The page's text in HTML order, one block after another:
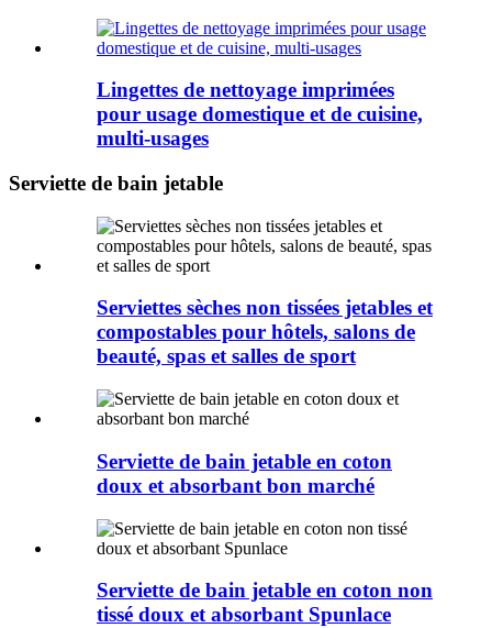
Lingettes de nettoyage imprimées
pour usage domestique et de cuisine,
multi-usages
Serviette de bain jetable
Serviettes sèches non tissées jetables et
compostables pour hôtels, salons de
beauté, spas et salles de sport
Serviette de bain jetable en coton
doux et absorbant bon marché
Serviette de bain jetable en coton non
tissé doux et absorbant Spunlace